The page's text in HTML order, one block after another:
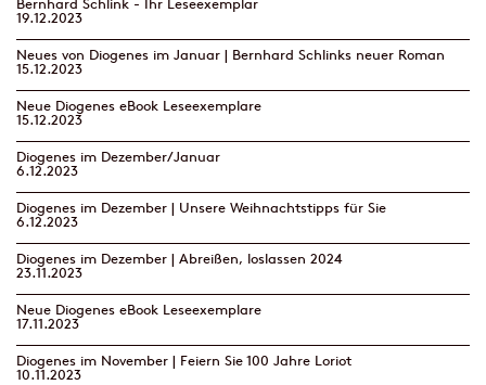
19.12.2023
Neues von Diogenes im Januar | Bernhard Schlinks neuer Roman
15.12.2023
Neue Diogenes eBook Leseexemplare
15.12.2023
Diogenes im Dezember/Januar
6.12.2023
Diogenes im Dezember | Unsere Weihnachtstipps für Sie
6.12.2023
Diogenes im Dezember | Abreißen, loslassen 2024
23.11.2023
Neue Diogenes eBook Leseexemplare
17.11.2023
Diogenes im November | Feiern Sie 100 Jahre Loriot
10.11.2023